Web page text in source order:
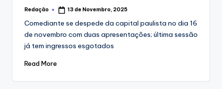
Posted
Redação 13 de Novembro, 2025
Comediante se despede da capital paulista no dia 16
de novembro com duas apresentações; última sessão
já tem ingressos esgotados
Read More